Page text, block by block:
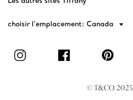
choisir l’emplacement: Canada
© T&CO. 2025